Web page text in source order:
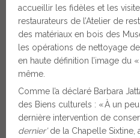
accueillir les fidèles et les
restaurateurs de l’Atelier de
des matériaux en bois des
les opérations de nettoyage
en haute définition l’image du «
même.
Comme l’a déclaré Barbara
des Biens culturels : « À un
dernière intervention de
dernier’de la Chapelle Sixtine,